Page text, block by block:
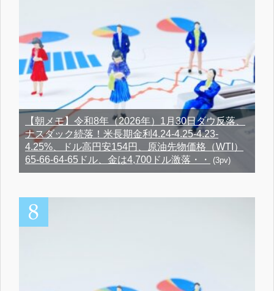
【朝メモ】令和8年（2026年）1月30日ダウ反落、
ナスダック続落！米長期金利4.24-4.25-4.23-
4.25%、ドル高円安154円、原油先物価格（WTI）
65-66-64-65ドル、金は4,700ドル激落・・
(3pv)